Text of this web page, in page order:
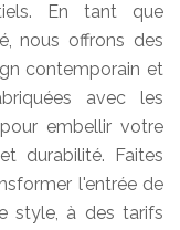
En tant que
nous offrons des
contemporain et
avec les
embellir votre
durabilité. Faites
l'entrée de
style, à des tarifs